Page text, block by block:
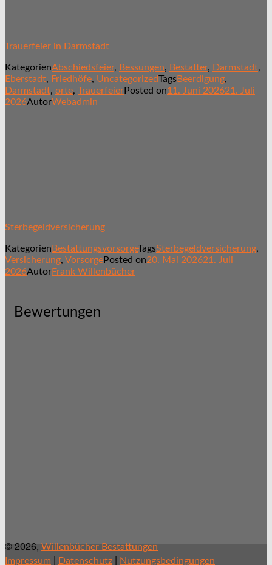
Trauerfeier in Darmstadt
KategorienAbschiedsfeier, Bessungen, Bestatter, Darmstadt,
Eberstadt, Friedhöfe, UncategorizedTagsBeerdigung,
Darmstadt, orte, TrauerfeierPosted on11. Juni 202621. Juli
2026AutorWebadmin
Sterbegeldversicherung
Kategorien BestattungsvorsorgeTagsSterbegeldversicherung,
Versicherung, VorsorgePosted on20. Mai 202621. Juli
2026AutorFrank Willenbücher
Bewertungen
© 2026, Willenbücher Bestattungen
Impressum | Datenschutz | Nutzungsbedingungen